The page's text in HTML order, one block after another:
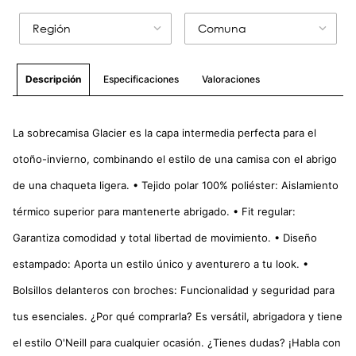
Región Comuna
Descripción Especificaciones Valoraciones
La sobrecamisa Glacier es la capa intermedia perfecta para el
otoño-invierno, combinando el estilo de una camisa con el abrigo
de una chaqueta ligera. • Tejido polar 100% poliéster: Aislamiento
térmico superior para mantenerte abrigado. • Fit regular:
Garantiza comodidad y total libertad de movimiento. • Diseño
estampado: Aporta un estilo único y aventurero a tu look. •
Bolsillos delanteros con broches: Funcionalidad y seguridad para
tus esenciales. ¿Por qué comprarla? Es versátil, abrigadora y tiene
el estilo O'Neill para cualquier ocasión. ¿Tienes dudas? ¡Habla con